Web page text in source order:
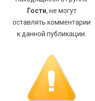
Гости, не могут
оставлять комментарии
к данной публикации.